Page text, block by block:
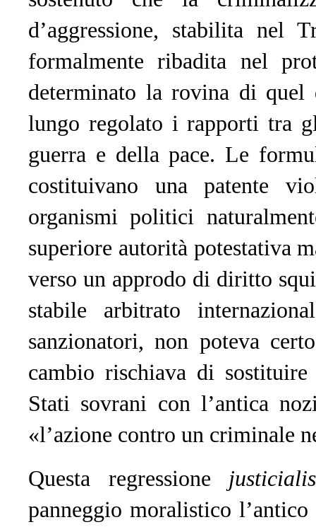
d’aggressione, stabilita nel
formalmente ribadita nel
determinato la rovina di quel
lungo regolato i rapporti tra
guerra e della pace. Le
costituivano una patente
organismi politici
superiore autorità potestativa
verso un approdo di diritto
stabile arbitrato
sanzionatori, non poteva
cambio rischiava di
Stati sovrani con l’antica
«l’azione contro un criminale
Questa regressione
panneggio moralistico